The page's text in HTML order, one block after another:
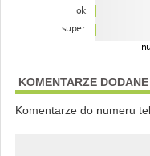
KOMENTARZE
Komentarze do numeru